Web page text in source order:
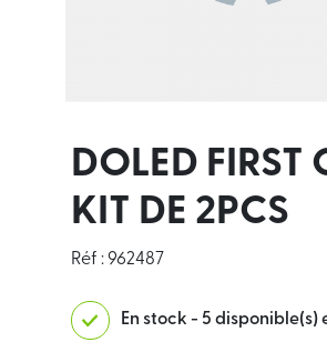
DOLED FIRST
KIT DE 2PCS
Réf : 962487
En stock - 5 disponible(s)